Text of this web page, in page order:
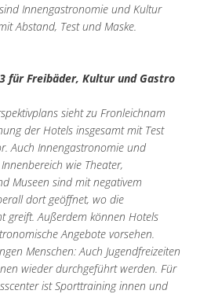
Innengastronomie und Kultur
Abstand, Test und Maske.
für Freibäder, Kultur und Gastro
sieht zu Fronleichnam
der Hotels insgesamt mit Test
Auch Innengastronomie und
wie Theater,
Museen sind mit negativem
dort geöffnet, wo die
greift. Außerdem können Hotels
Angebote vorsehen.
Menschen: Auch Jugendfreizeiten
wieder durchgeführt werden. Für
ist Sporttraining innen und